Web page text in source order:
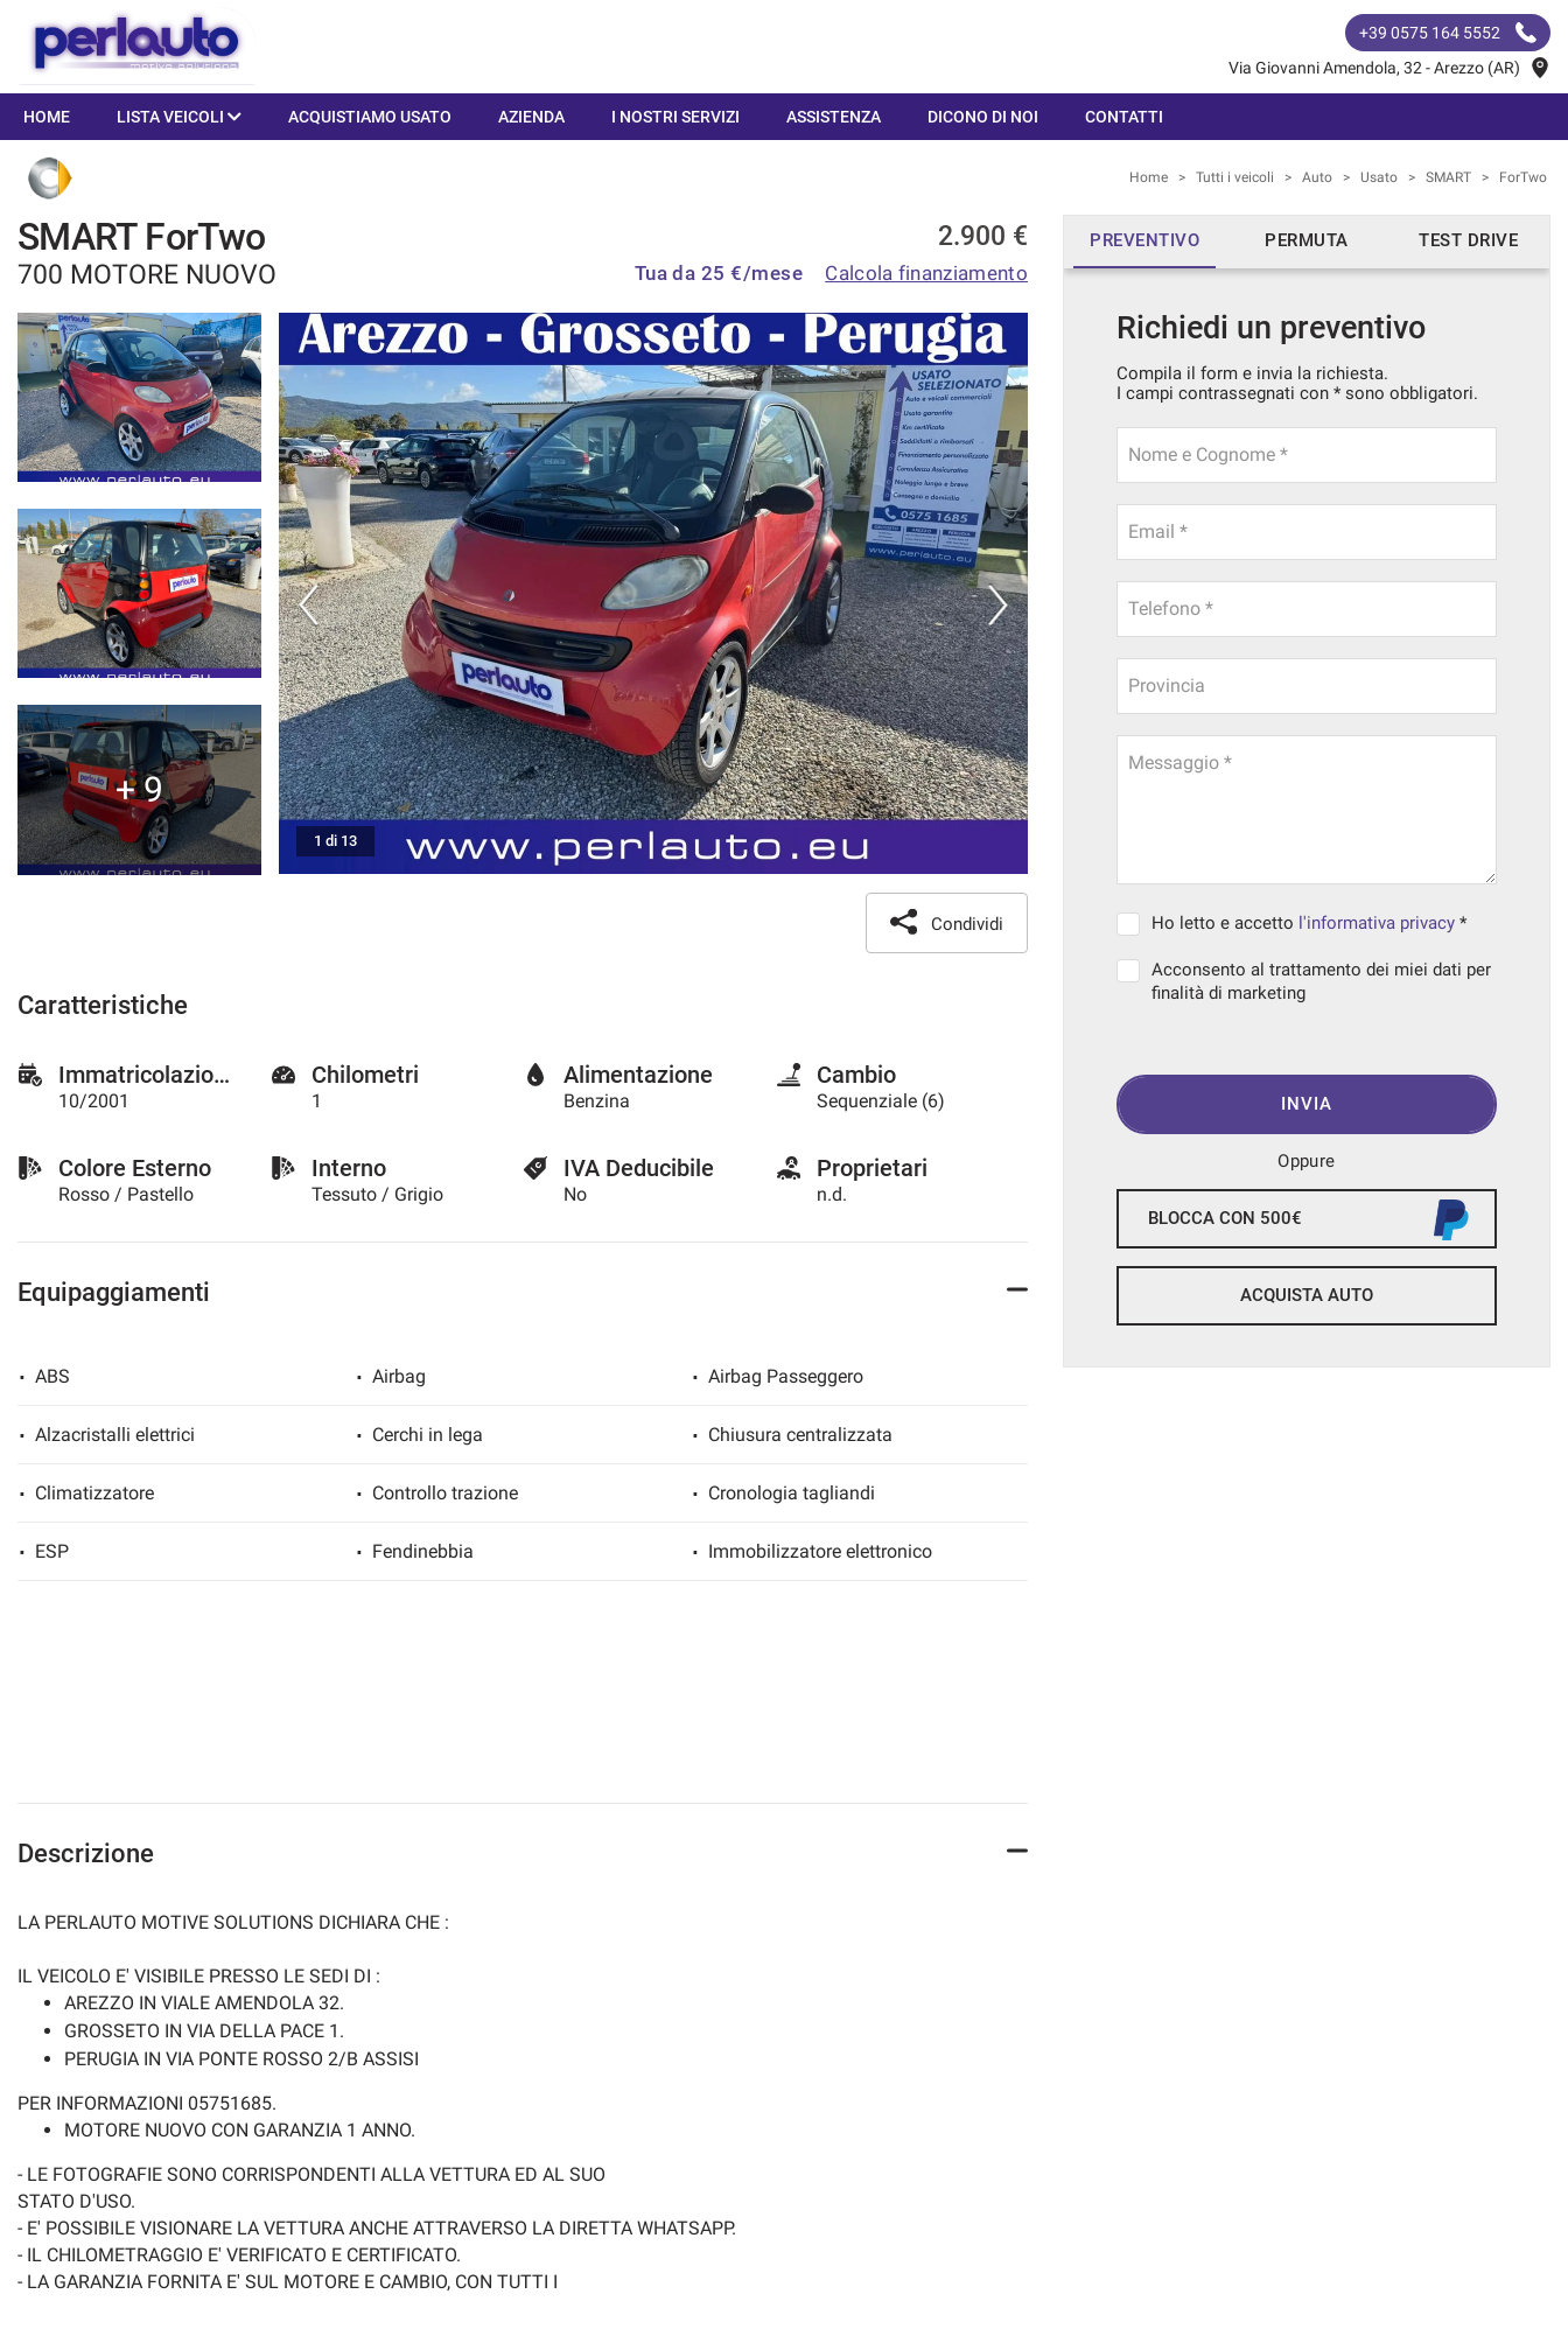
HOME
LISTA VEICOLI
ACQUISTIAMO USATO
I NOSTRI SERVIZI
ASSISTENZA
CONTATTI
CONTATTI
AREA COMMERCIANTI
+39 0575 164 5552
Via Giovanni Amendola, 32 - Arezzo (AR)
HOME LISTA VEICOLI ACQUISTIAMO USATO AZIENDA I NOSTRI SERVIZI ASSISTENZA DICONO DI NOI CONTATTI
Home > Tutti i veicoli > Auto > Usato > SMART > ForTwo
SMART ForTwo
700 MOTORE NUOVO
2.900 €
Tua da 25 €/mese Calcola finanziamento
+ 9
1 di 13
Condividi
Caratteristiche
Immatricolazione
10/2001
Chilometri
1
Alimentazione
Benzina
Cambio
Sequenziale (6)
Colore Esterno
Rosso / Pastello
Interno
Tessuto / Grigio
IVA Deducibile
No
Proprietari
n.d.
Equipaggiamenti
ABS Airbag Airbag Passeggero
Alzacristalli elettrici Cerchi in lega Chiusura centralizzata
Climatizzatore Controllo trazione Cronologia tagliandi
ESP Fendinebbia Immobilizzatore elettronico
Descrizione
LA PERLAUTO MOTIVE SOLUTIONS DICHIARA CHE :
IL VEICOLO E' VISIBILE PRESSO LE SEDI DI :
AREZZO IN VIALE AMENDOLA 32.
GROSSETO IN VIA DELLA PACE 1.
PERUGIA IN VIA PONTE ROSSO 2/B ASSISI
PER INFORMAZIONI 05751685.
MOTORE NUOVO CON GARANZIA 1 ANNO.
- LE FOTOGRAFIE SONO CORRISPONDENTI ALLA VETTURA ED AL SUO
STATO D'USO.
- E' POSSIBILE VISIONARE LA VETTURA ANCHE ATTRAVERSO LA DIRETTA WHATSAPP.
- IL CHILOMETRAGGIO E' VERIFICATO E CERTIFICATO.
- LA GARANZIA FORNITA E' SUL MOTORE E CAMBIO, CON TUTTI I
PREVENTIVO PERMUTA TEST DRIVE
Richiedi un preventivo
Compila il form e invia la richiesta.
I campi contrassegnati con * sono obbligatori.
Nome e Cognome *
Email *
Telefono *
Provincia
Messaggio *
Ho letto e accetto l'informativa privacy *
Acconsento al trattamento dei miei dati per
finalità di marketing
INVIA
Oppure
BLOCCA CON 500€
ACQUISTA AUTO